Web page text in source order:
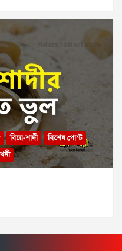
বিয়ে-শাদী
বিশেষ পোস্ট